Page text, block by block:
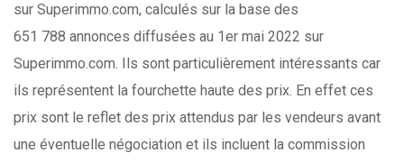
sur Superimmo.com, calculés sur la base des
651 788 annonces diffusées au 1er mai 2022 sur
Superimmo.com. Ils sont particulièrement intéressants car
ils représentent la fourchette haute des prix. En effet ces
prix sont le reflet des prix attendus par les vendeurs avant
une éventuelle négociation et ils incluent la commission